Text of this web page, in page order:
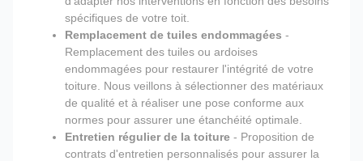
spécifiques de votre toit.
Remplacement de tuiles endommagées -
Remplacement des tuiles ou ardoises
endommagées pour restaurer l'intégrité de votre
toiture. Nous veillons à sélectionner des matériaux
de qualité et à réaliser une pose conforme aux
normes pour assurer une étanchéité optimale.
Entretien régulier de la toiture - Proposition de
contrats d'entretien personnalisés pour assurer la